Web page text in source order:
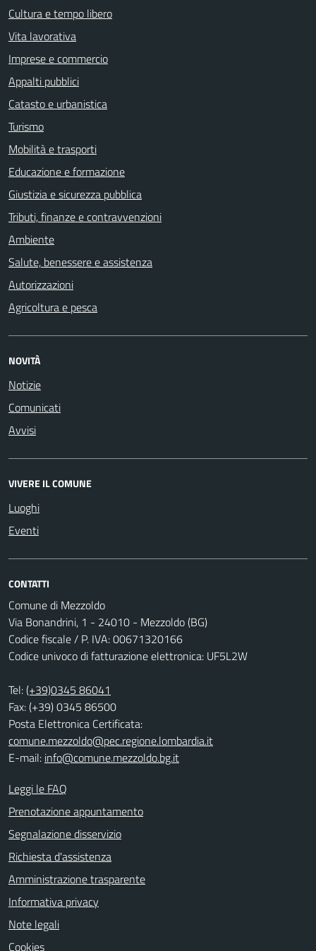
Cultura e tempo libero
Vita lavorativa
Imprese e commercio
Appalti pubblici
Catasto e urbanistica
Turismo
Mobilità e trasporti
Educazione e formazione
Giustizia e sicurezza pubblica
Tributi, finanze e contravvenzioni
Ambiente
Salute, benessere e assistenza
Autorizzazioni
Agricoltura e pesca
NOVITÀ
Notizie
Comunicati
Avvisi
VIVERE IL COMUNE
Luoghi
Eventi
CONTATTI
Comune di Mezzoldo
Via Bonandrini, 1 - 24010 - Mezzoldo (BG)
Codice fiscale / P. IVA: 00671320166
Codice univoco di fatturazione elettronica: UF5L2W
Tel:(+39)0345 86041
Fax: (+39) 0345 86500
Posta Elettronica Certificata:
comune.mezzoldo@pec.regione.lombardia.it
E-mail: info@comune.mezzoldo.bg.it
Leggi le FAQ
Prenotazione appuntamento
Segnalazione disservizio
Richiesta d'assistenza
Amministrazione trasparente
Informativa privacy
Note legali
Cookies